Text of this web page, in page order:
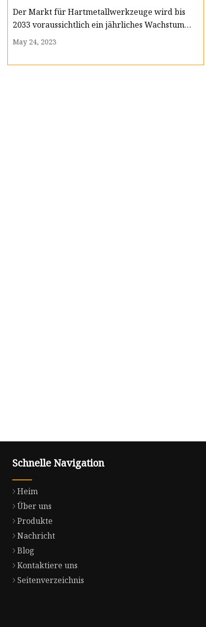
Der Markt für Hartmetallwerkzeuge wird bis
2033 voraussichtlich ein jährliches Wachstum
von 7,1 % verzeichnen
May 24, 2023
Schnelle Navigation
Heim
Über uns
Produkte
Nachricht
Blog
Kontaktiere uns
Seitenverzeichnis